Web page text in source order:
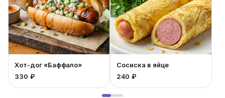
Хот-дог «Баффало»
330 ₽
Сосиска в яйце
240 ₽